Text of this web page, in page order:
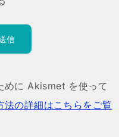
めに Akismet を使って
法の詳細はこちらをご覧